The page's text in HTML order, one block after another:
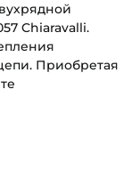
Chiaravalli.
Приобретая